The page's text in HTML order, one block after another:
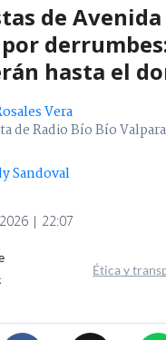
de Avenida
hasta el
Vera
de Radio Bío Bío
Sandoval
| 22:07
Ética y